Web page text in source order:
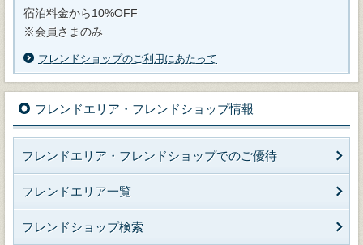
宿泊料金から10%OFF
※会員さまのみ
フレンドショップのご利用にあたって
フレンドエリア・フレンドショップ情報
フレンドエリア・フレンドショップでのご優待
フレンドエリア一覧
フレンドショップ検索